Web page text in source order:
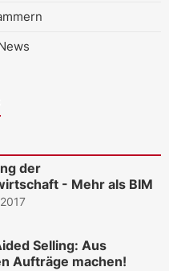
der
- Mehr als BIM
Selling: Aus
Aufträge machen!